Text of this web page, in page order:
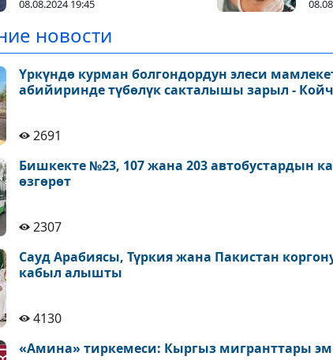
08.08.2024 19:45
новости
Үркүндө курман болгондордун элеси
абийиринде түбөлүк сакталышы зарыл -
2691
Бишкекте №23, 107 жана 203 автобустардын
өзгөрөт
2307
Сауд Арабиясы, Түркия жана Пакистан
кабыл алышты
4130
«Амина» тиркемеси: Кыргыз мигранттары